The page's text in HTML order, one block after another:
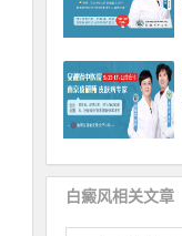
白癜风相关文章